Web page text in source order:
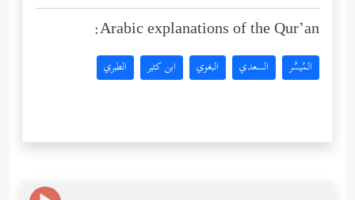
Arabic explanations of the Qur’an:
المُيسَّر السعدي البغوي ابن كثير الطبري